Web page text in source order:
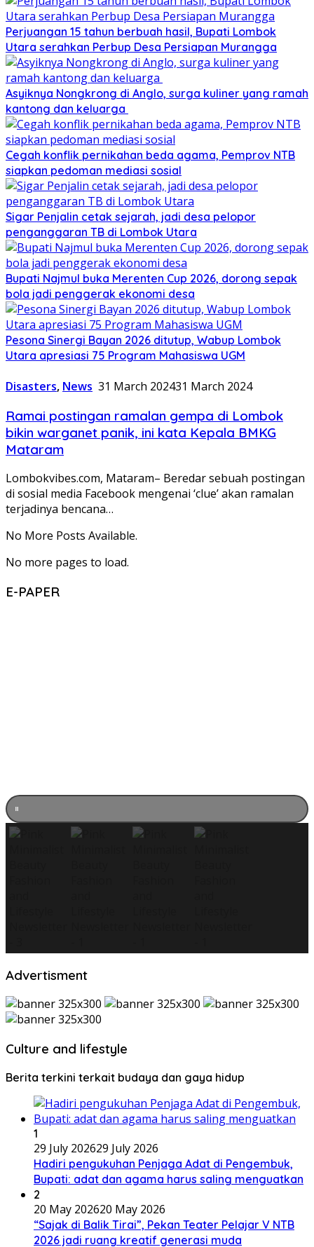
Perjuangan 15 tahun berbuah hasil, Bupati Lombok
Utara serahkan Perbup Desa Persiapan Murangga
Asyiknya Nongkrong di Anglo, surga kuliner yang ramah
kantong dan keluarga
Cegah konflik pernikahan beda agama, Pemprov NTB
siapkan pedoman mediasi sosial
Sigar Penjalin cetak sejarah, jadi desa pelopor
penganggaran TB di Lombok Utara
Bupati Najmul buka Merenten Cup 2026, dorong sepak
bola jadi penggerak ekonomi desa
Pesona Sinergi Bayan 2026 ditutup, Wabup Lombok
Utara apresiasi 75 Program Mahasiswa UGM
Disasters, News 31 March 202431 March 2024
Ramai postingan ramalan gempa di Lombok
bikin warganet panik, ini kata Kepala BMKG
Mataram
Lombokvibes.com, Mataram– Beredar sebuah postingan
di sosial media Facebook mengenai ‘clue’ akan ramalan
terjadinya bencana…
No More Posts Available.
No more pages to load.
E-PAPER
Advertisment
Culture and lifestyle
Berita terkini terkait budaya dan gaya hidup
1
29 July 202629 July 2026
Hadiri pengukuhan Penjaga Adat di Pengembuk,
Bupati: adat dan agama harus saling menguatkan
2
20 May 202620 May 2026
“Sajak di Balik Tirai”, Pekan Teater Pelajar V NTB
2026 jadi ruang kreatif generasi muda